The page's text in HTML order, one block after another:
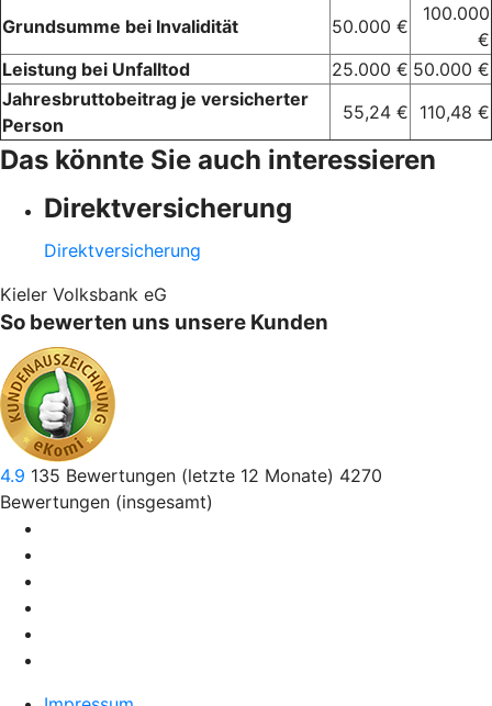
Grundsumme bei Invalidität
50.000 €
100.000
€
Leistung bei Unfalltod
25.000 € 50.000 €
Jahresbruttobeitrag je versicherter
Person
55,24 € 110,48 €
Das könnte Sie auch interessieren
Direktversicherung
Direktversicherung
Kieler Volksbank eG
So bewerten uns unsere Kunden
4.9 135 Bewertungen (letzte 12 Monate) 4270
Bewertungen (insgesamt)